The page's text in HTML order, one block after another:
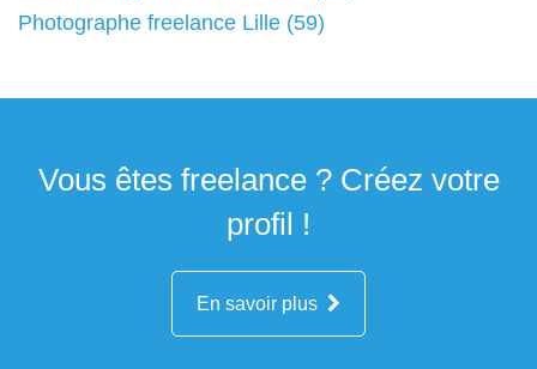
Photographe freelance Lille (59)
Vous êtes freelance ? Créez votre
profil !
En savoir plus